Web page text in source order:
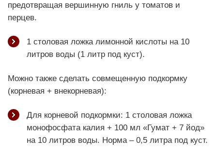
предотвращая вершинную гниль у томатов и
перцев.
1 столовая ложка лимонной кислоты на 10
литров воды (1 литр под куст).
Можно также сделать совмещенную подкормку
(корневая + внекорневая):
Для корневой подкормки: 1 столовая ложка
монофосфата калия + 100 мл «Гумат + 7 йод»
на 10 литров воды. Норма – 0,5 литра под куст.